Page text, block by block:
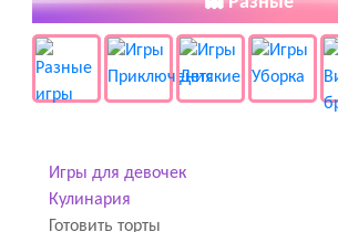
Игры для девочек
Кулинария
Готовить торты